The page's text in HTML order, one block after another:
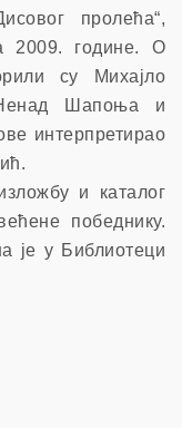
пролећа“,
2009. године. О
су Михајло
Шапоња и
интерпретирао
и каталог
победнику.
је у Библиотеци